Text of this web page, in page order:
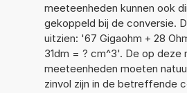
meeteenheden kunnen ook
gekoppeld bij de conversie.
uitzien: '67 Gigaohm + 28
31dm = ? cm^3'. De op deze
meeteenheden moeten
zinvol zijn in de betreffende